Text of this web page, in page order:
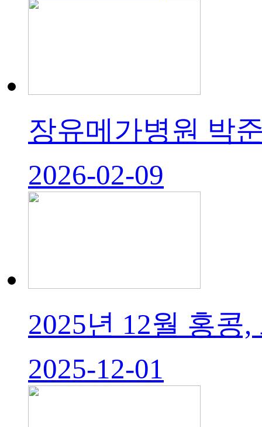
장유메가병원 박
2026-02-09
2025년 12월 홍콩
2025-12-01